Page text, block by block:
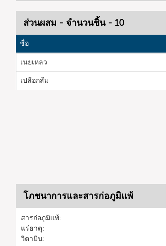
ส่วนผสม - จำนวนชิ้น - 10
ชื่อ
เนยเหลว
เปลือกส้ม
โภชนาการและสารก่อภูมิแพ้
สารก่อภูมิแพ้:
แร่ธาตุ:
วิตามิน: